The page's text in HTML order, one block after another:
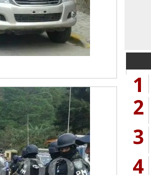
1
2
3
4